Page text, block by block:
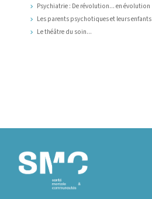
Psychiatrie : De révolution... en évolution
Les parents psychotiques et leurs enfants
Le théâtre du soin...